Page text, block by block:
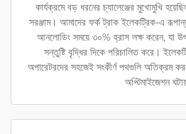
কার্যক্রমে বড় ধরনের চ্যালেঞ্জের মুখোমুখি
সরঞ্জাম। আমাদের ফর্ক ট্রাক ইলেকট্রিক-এ
আনলোডিং সময়ে ৩০% হ্রাস লক্ষ করেন, যা
সন্তুষ্টি বৃদ্ধির দিকে পরিচালিত করে।
অপারেটরদের সহজেই সংকীর্ণ পথগুলি অতিক্রম
অপ্টিমাইজেশন